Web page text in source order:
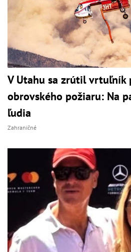
V Utahu sa zrútil vrtuľník
obrovského požiaru: Na
ľudia
Zahraničné